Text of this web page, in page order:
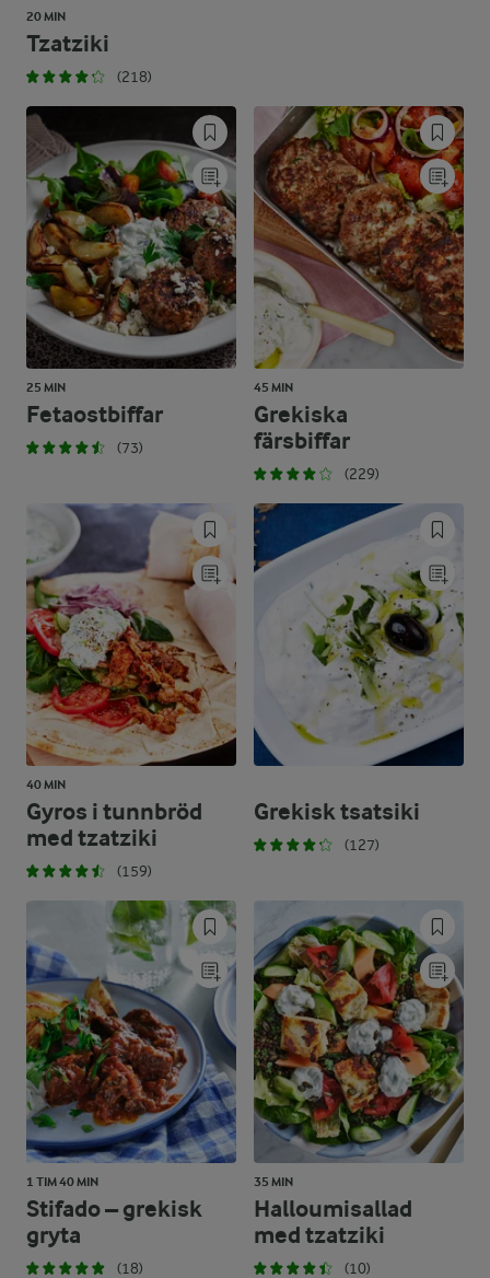
20 MIN
Tzatziki
(218)
25 MIN
Fetaostbiffar
(73)
45 MIN
Grekiska
färsbiffar
(229)
40 MIN
Gyros i tunnbröd
med tzatziki
(159)
Grekisk tsatsiki
(127)
1 TIM 40 MIN
Stifado – grekisk
gryta
(18)
35 MIN
Halloumisallad
med tzatziki
(10)